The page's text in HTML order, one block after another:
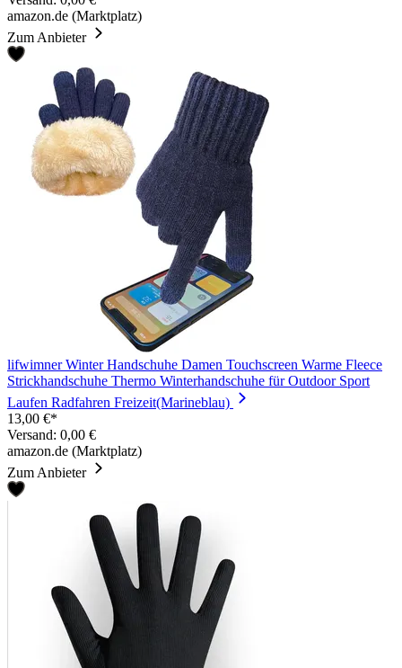
amazon.de (Marktplatz)
Zum Anbieter
lifwimner Winter Handschuhe Damen Touchscreen Warme Fleece
Strickhandschuhe Thermo Winterhandschuhe für Outdoor Sport
Laufen Radfahren Freizeit(Marineblau)
13,00 €*
Versand: 0,00 €
amazon.de (Marktplatz)
Zum Anbieter